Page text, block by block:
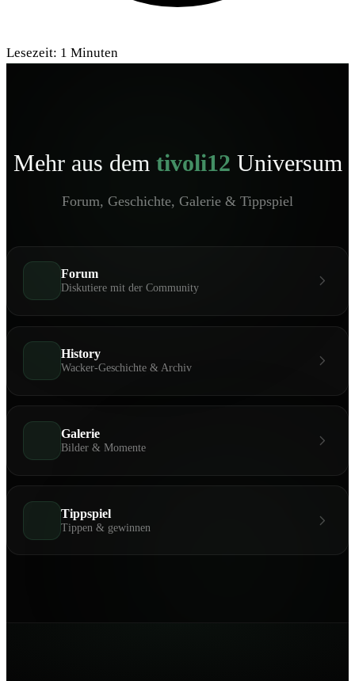
Lesezeit: 1 Minuten
Mehr aus dem tivoli12 Universum
Forum, Geschichte, Galerie & Tippspiel
Forum
Diskutiere mit der Community
History
Wacker-Geschichte & Archiv
Galerie
Bilder & Momente
Tippspiel
Tippen & gewinnen